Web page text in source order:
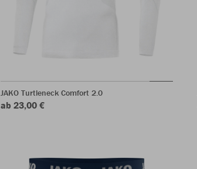
JAKO Turtleneck Comfort 2.0
ab 23,00 €